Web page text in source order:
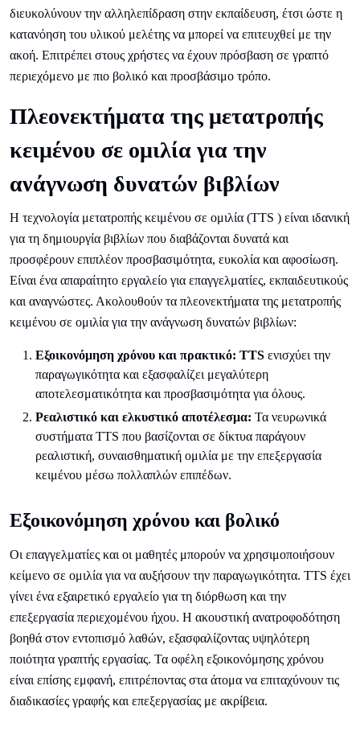
διευκολύνουν την αλληλεπίδραση στην εκπαίδευση, έτσι ώστε η
κατανόηση του υλικού μελέτης να μπορεί να επιτευχθεί με την
ακοή. Επιτρέπει στους χρήστες να έχουν πρόσβαση σε γραπτό
περιεχόμενο με πιο βολικό και προσβάσιμο τρόπο.
Πλεονεκτήματα της μετατροπής
κειμένου σε ομιλία για την
ανάγνωση δυνατών βιβλίων
Η τεχνολογία μετατροπής κειμένου σε ομιλία (TTS ) είναι ιδανική
για τη δημιουργία βιβλίων που διαβάζονται δυνατά και
προσφέρουν επιπλέον προσβασιμότητα, ευκολία και αφοσίωση.
Είναι ένα απαραίτητο εργαλείο για επαγγελματίες, εκπαιδευτικούς
και αναγνώστες. Ακολουθούν τα πλεονεκτήματα της μετατροπής
κειμένου σε ομιλία για την ανάγνωση δυνατών βιβλίων:
Εξοικονόμηση χρόνου και πρακτικό: TTS ενισχύει την
παραγωγικότητα και εξασφαλίζει μεγαλύτερη
αποτελεσματικότητα και προσβασιμότητα για όλους.
Ρεαλιστικό και ελκυστικό αποτέλεσμα: Τα νευρωνικά
συστήματα TTS που βασίζονται σε δίκτυα παράγουν
ρεαλιστική, συναισθηματική ομιλία με την επεξεργασία
κειμένου μέσω πολλαπλών επιπέδων.
Εξοικονόμηση χρόνου και βολικό
Οι επαγγελματίες και οι μαθητές μπορούν να χρησιμοποιήσουν
κείμενο σε ομιλία για να αυξήσουν την παραγωγικότητα. TTS έχει
γίνει ένα εξαιρετικό εργαλείο για τη διόρθωση και την
επεξεργασία περιεχομένου ήχου. Η ακουστική ανατροφοδότηση
βοηθά στον εντοπισμό λαθών, εξασφαλίζοντας υψηλότερη
ποιότητα γραπτής εργασίας. Τα οφέλη εξοικονόμησης χρόνου
είναι επίσης εμφανή, επιτρέποντας στα άτομα να επιταχύνουν τις
διαδικασίες γραφής και επεξεργασίας με ακρίβεια.